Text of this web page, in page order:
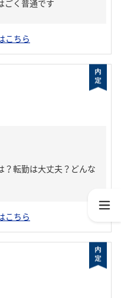
ごく普通です
こちら
？転勤は大丈夫？どんな
こちら